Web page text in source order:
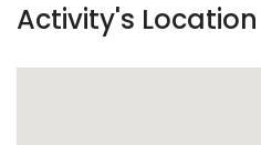
Activity's Location